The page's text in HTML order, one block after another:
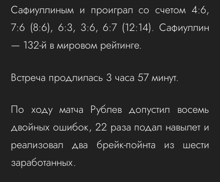
Сафиуллиным и проиграл со счетом 4:6,
7:6 (8:6), 6:3, 3:6, 6:7 (12:14). Сафиуллин
— 132-й в мировом рейтинге.
Встреча продлилась 3 часа 57 минут.
По ходу матча Рублев допустил восемь
двойных ошибок, 22 раза подал навылет и
реализовал два брейк-пойнта из шести
заработанных.